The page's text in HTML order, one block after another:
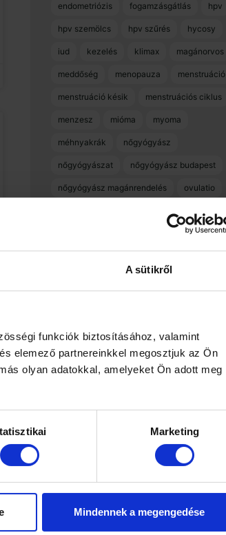
A sütikről
funkciók biztosításához, valamint
elemező partnereinkkel megosztjuk az Ön
olyan adatokkal, amelyeket Ön adott meg
Marketing
Mindennek a megengedése
endometriózis fogamzásgátlás hpv
hpv szemölcs hpv szűrés hycosy
iud kezelés klimax magánorvos
meddőség menopauza menstruáció
menstruáció késik menstruációs ciklus
menzesz mióma myoma
méhnyakrák nőgyógyász
nőgyógyászat nőgyógyász budapest
nőgyógyász magánrendelés ovulatio
szülésfelkészítés
várandósgondozás